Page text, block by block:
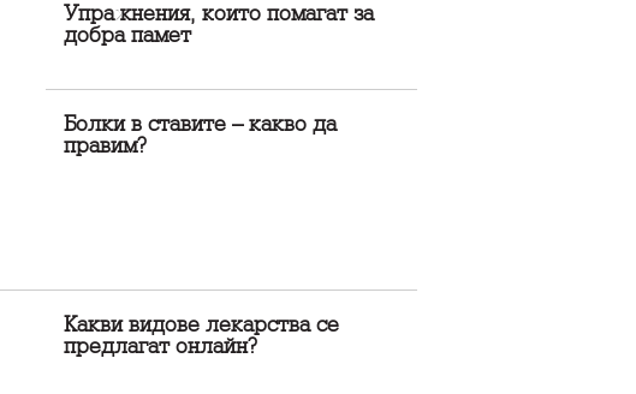
Упражнения, които помагат за
добра памет
Болки в ставите – какво да
правим?
Какви видове лекарства се
предлагат онлайн?